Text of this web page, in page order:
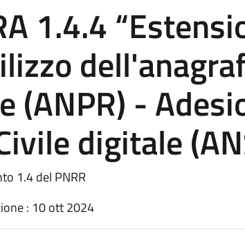
1.4.4
(ANPR) -
digitale
1.4 del PNRR
: 10 ott 2024